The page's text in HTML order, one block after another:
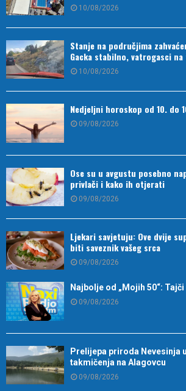
10/08/2026
Stanje na područjima
Gacka stabilno, vatrogasci
10/08/2026
Nedjeljni horoskop od 10. do
09/08/2026
Ose su u avgustu posebno
privlači i kako ih otjerati
09/08/2026
Ljekari savjetuju: Ove dvije
biti saveznik vašeg srca
09/08/2026
Najbolje od „Mojih 50“: Tajči
09/08/2026
Prelijepa priroda Nevesinja
takmičenja na Alagovcu
09/08/2026